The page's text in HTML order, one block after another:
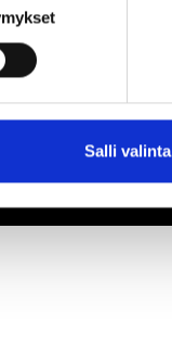
Salli valinta